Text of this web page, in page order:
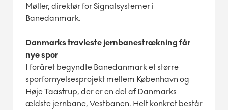
Møller, direktør for Signalsystemer i
Banedanmark.
Danmarks travleste jernbanestrækning får
nye spor
I foråret begyndte Banedanmark et større
sporfornyelsesprojekt mellem København og
Høje Taastrup, der er en del af Danmarks
ældste jernbane, Vestbanen. Helt konkret består